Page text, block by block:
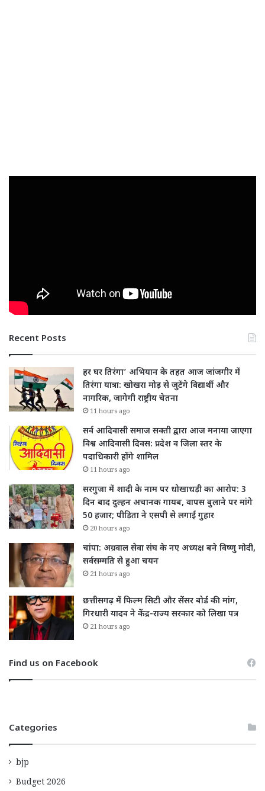
Recent Posts
हर घर तिरंगा’ अभियान के तहत आज जांजगीर में
तिरंगा यात्रा: खोखरा मोड़ से जुटेंगे विद्यार्थी और
नागरिक, जागेगी राष्ट्रीय चेतना
11 hours ago
सर्व आदिवासी समाज सक्ती द्वारा आज मनाया जाएगा
विश्व आदिवासी दिवस: प्रदेश व जिला स्तर के
पदाधिकारी होंगे शामिल
11 hours ago
सरगुजा में शादी के नाम पर धोखाधड़ी का आरोप: 3
दिन बाद दुल्हन अचानक गायब, वापस बुलाने पर मांगे
50 हजार; पीड़िता ने एसपी से लगाई गुहार
20 hours ago
चांपा: अग्रवाल सेवा संघ के नए अध्यक्ष बने विष्णु मोदी,
सर्वसम्मति से हुआ चयन
21 hours ago
छत्तीसगढ़ में फिल्म सिटी और सेंसर बोर्ड की मांग,
गिरधारी यादव ने केंद्र-राज्य सरकार को लिखा पत्र
21 hours ago
Find us on Facebook
Categories
bjp
Budget 2026